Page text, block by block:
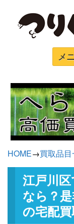
メ
HOME→買取品
江戸川
なら？
の宅配